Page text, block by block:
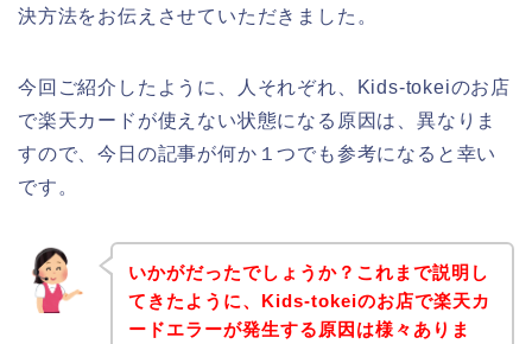
決方法をお伝えさせていただきました。
今回ご紹介したように、人それぞれ、Kids-tokeiのお店
で楽天カードが使えない状態になる原因は、異なりま
すので、今日の記事が何か１つでも参考になると幸い
です。
いかがだったでしょうか？これまで説明し
てきたように、Kids-tokeiのお店で楽天カ
ードエラーが発生する原因は様々ありま